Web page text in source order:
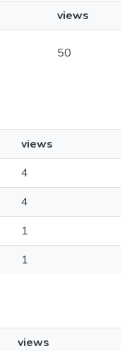
views
50
views
4
4
1
1
views